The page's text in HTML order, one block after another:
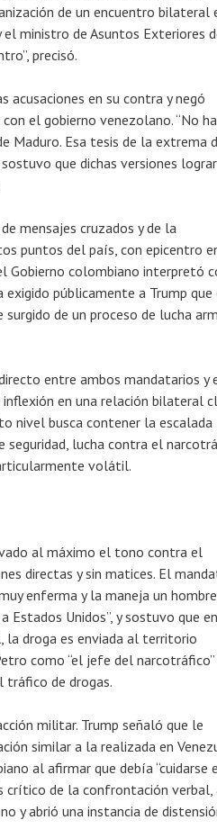
de un encuentro bilateral
el ministro de Asuntos Exteriores
precisó.
acusaciones en su contra y negó
el gobierno venezolano. “No
Maduro. Esa tesis de la extrema
que dichas versiones
mensajes cruzados y de la
puntos del país, con epicentro
colombiano interpretó
públicamente a Trump que
de un proceso de lucha
entre ambos mandatarios y
en una relación bilateral
nivel busca contener la escalada
seguridad, lucha contra el
volátil.
al máximo el tono contra el
directas y sin matices. El
enferma y la maneja un hombre
Estados Unidos”, y sostuvo que
la droga es enviada al territorio
como “el jefe del
tráfico de drogas.
militar. Trump señaló que le
similar a la realizada en
al afirmar que debía “cuidarse
crítico de la confrontación verbal,
y abrió una instancia de